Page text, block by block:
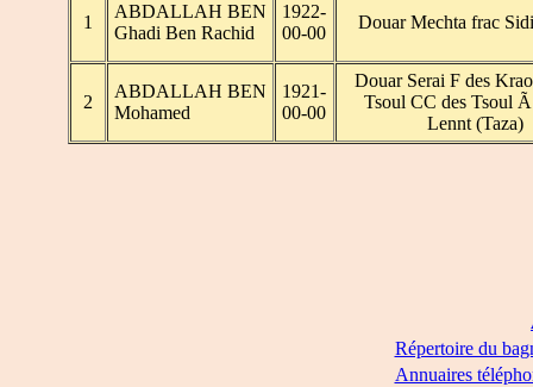
1
ABDALLAH BEN
Ghadi Ben Rachid
1922-
00-00
Douar Mechta frac
2
ABDALLAH BEN
Mohamed
1921-
00-00
Douar Serai F des
Tsoul CC des Tsoul
Lennt (Taza)
Répertoire du
Annuaires